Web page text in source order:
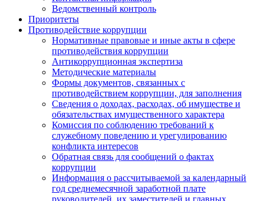
Ведомственный контроль
Приоритеты
Противодействие коррупции
Нормативные правовые и иные акты в сфере
противодействия коррупции
Антикоррупционная экспертиза
Методические материалы
Формы документов, связанных с
противодействием коррупции, для заполнения
Сведения о доходах, расходах, об имуществе и
обязательствах имущественного характера
Комиссия по соблюдению требований к
служебному поведению и урегулированию
конфликта интересов
Обратная связь для сообщений о фактах
коррупции
Информация о рассчитываемой за календарный
год среднемесячной заработной плате